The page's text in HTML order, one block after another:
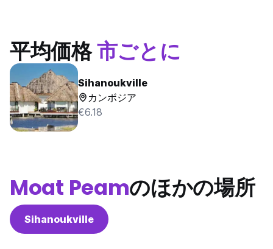
平均価格市ごとに
Sihanoukville
カンボジア
€6.18
Moat Peamのほかの場所
Sihanoukville